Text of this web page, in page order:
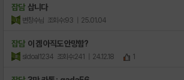
잡담 삽니다
변창수님 조회수:93 | 25.01.04
잡담 이 겜 아직도 안망함?
sldoal1234 조회수:241 | 24.12.18 1